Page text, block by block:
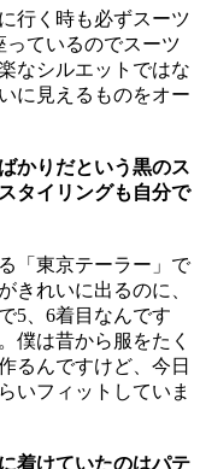
行く時も必ずスーツ
っているのでスーツ
なシルエットではな
に見えるものをオー
かりだという黒のス
タイリングも自分で
「東京テーラー」で
きれいに出るのに、
5、6着目なんです
僕は昔から服をたく
るんですけど、今日
いフィットしていま
着けていたのはパテ